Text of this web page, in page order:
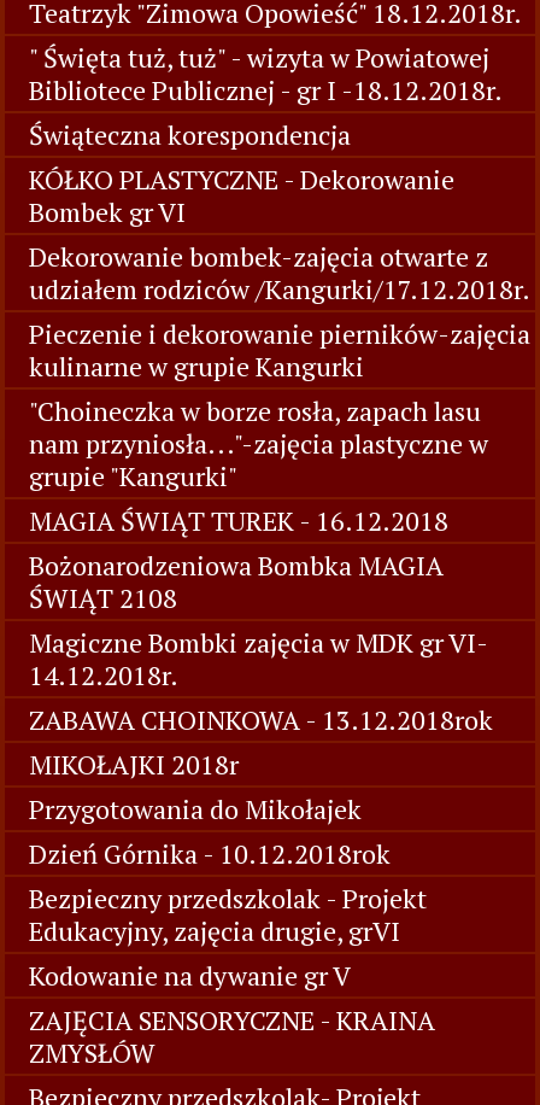
Teatrzyk "Zimowa Opowieść" 18.12.2018r.
" Święta tuż, tuż" - wizyta w Powiatowej
Bibliotece Publicznej - gr I -18.12.2018r.
Świąteczna korespondencja
KÓŁKO PLASTYCZNE - Dekorowanie
Bombek gr VI
Dekorowanie bombek-zajęcia otwarte z
udziałem rodziców /Kangurki/17.12.2018r.
Pieczenie i dekorowanie pierników-zajęcia
kulinarne w grupie Kangurki
"Choineczka w borze rosła, zapach lasu
nam przyniosła..."-zajęcia plastyczne w
grupie "Kangurki"
MAGIA ŚWIĄT TUREK - 16.12.2018
Bożonarodzeniowa Bombka MAGIA
ŚWIĄT 2108
Magiczne Bombki zajęcia w MDK gr VI-
14.12.2018r.
ZABAWA CHOINKOWA - 13.12.2018rok
MIKOŁAJKI 2018r
Przygotowania do Mikołajek
Dzień Górnika - 10.12.2018rok
Bezpieczny przedszkolak - Projekt
Edukacyjny, zajęcia drugie, grVI
Kodowanie na dywanie gr V
ZAJĘCIA SENSORYCZNE - KRAINA
ZMYSŁÓW
Bezpieczny przedszkolak- Projekt